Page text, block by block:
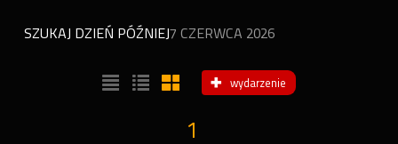
SZUKAJ DZIEŃ PÓŹNIEJ7 CZERWCA 2026
wydarzenie
1